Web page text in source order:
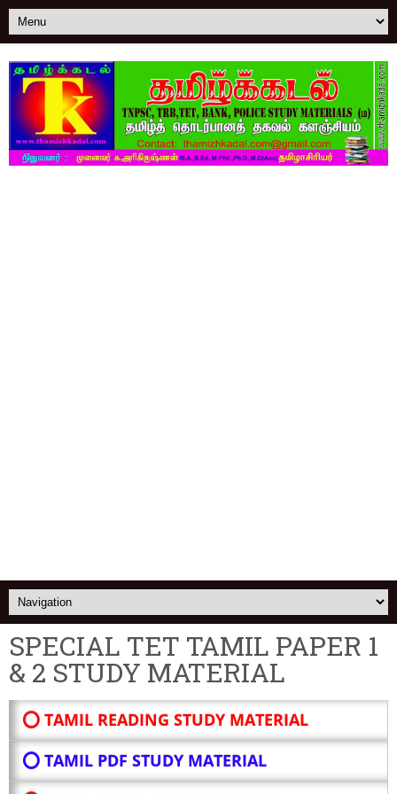
SPECIAL TET TAMIL PAPER 1
& 2 STUDY MATERIAL
⭕ TAMIL READING STUDY MATERIAL
⭕ TAMIL PDF STUDY MATERIAL